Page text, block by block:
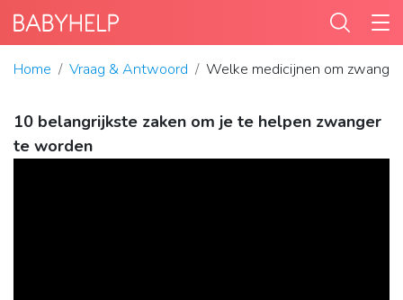
Home Vraag & Antwoord Welke medicijnen om
10 belangrijkste zaken om je te helpen zwanger
te worden